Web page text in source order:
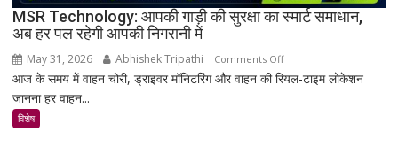
दुर्लभ
MSR Technology: आपकी गाड़ी की सुरक्षा का स्मार्ट समाधान,
अब हर पल रहेगी आपकी निगरानी में
May 31, 2026 Abhishek Tripathi Comments Offon
MSR
आज के समय में वाहन चोरी, ड्राइवर मॉनिटरिंग और वाहन की रियल-टाइम लोकेशन
जानना हर वाहन...
विशेष